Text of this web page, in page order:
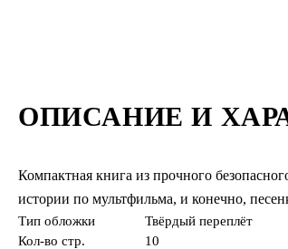
ОПИСАНИЕ И
Компактная книга из прочного
истории по мультфильма, и конечно,
Тип обложки
Твёрдый переплёт
Кол-во стр.
10